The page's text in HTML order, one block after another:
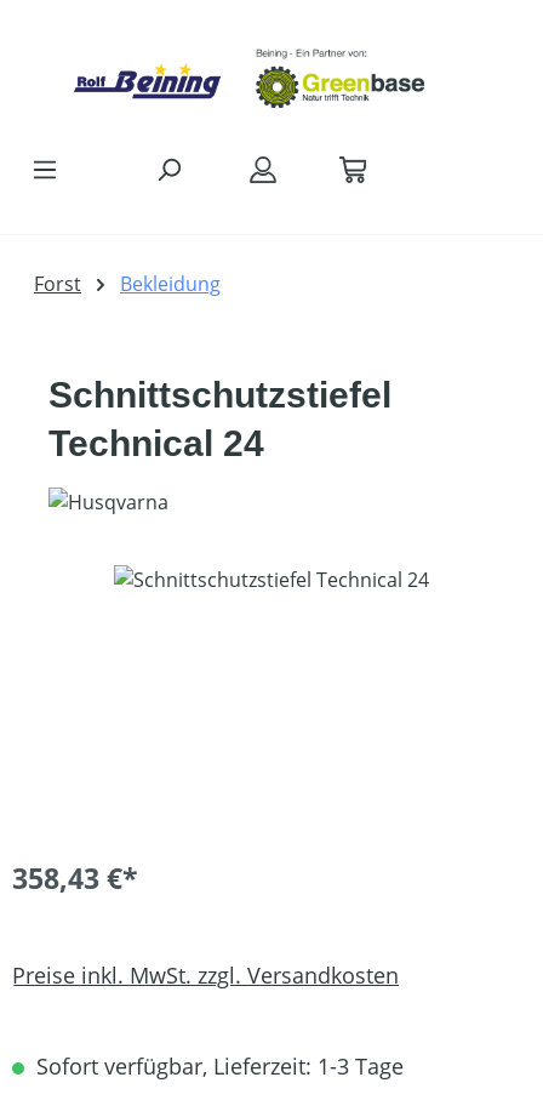
Forst Bekleidung
Schnittschutzstiefel
Technical 24
Bildergalerie überspringen
358,43 €*
Preise inkl. MwSt. zzgl. Versandkosten
Sofort verfügbar, Lieferzeit: 1-3 Tage